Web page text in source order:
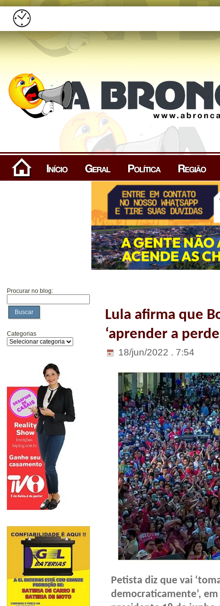
Procurar no blog:
Buscar
Categorias
Lula afirma que
‘aprender a
18/jun/2022 . 7:54
Petista diz que vai
democraticamente’,